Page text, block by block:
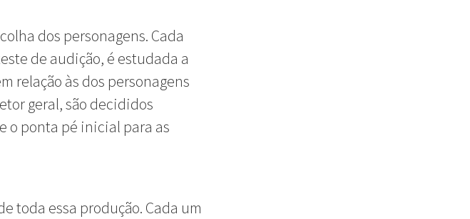
dos personagens. Cada
de audição, é estudada a
relação às dos personagens
geral, são decididos
o ponta pé inicial para as
toda essa produção. Cada um